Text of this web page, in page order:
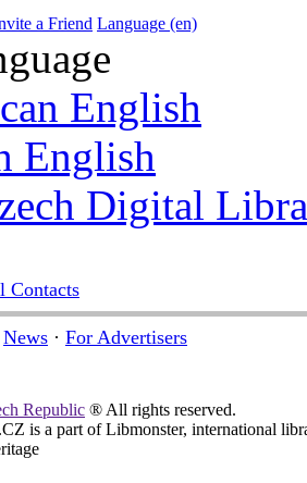
a Friend Language (en)
English
English
Digital
Contacts
News · For Advertisers
Republic ® All rights reserved.
is a part of Libmonster, international